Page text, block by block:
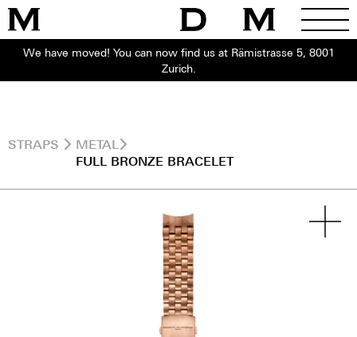
We have moved! You can now find us at Rämistrasse 5, 8001
Zurich.
STRAPS
METAL
FULL BRONZE BRACELET